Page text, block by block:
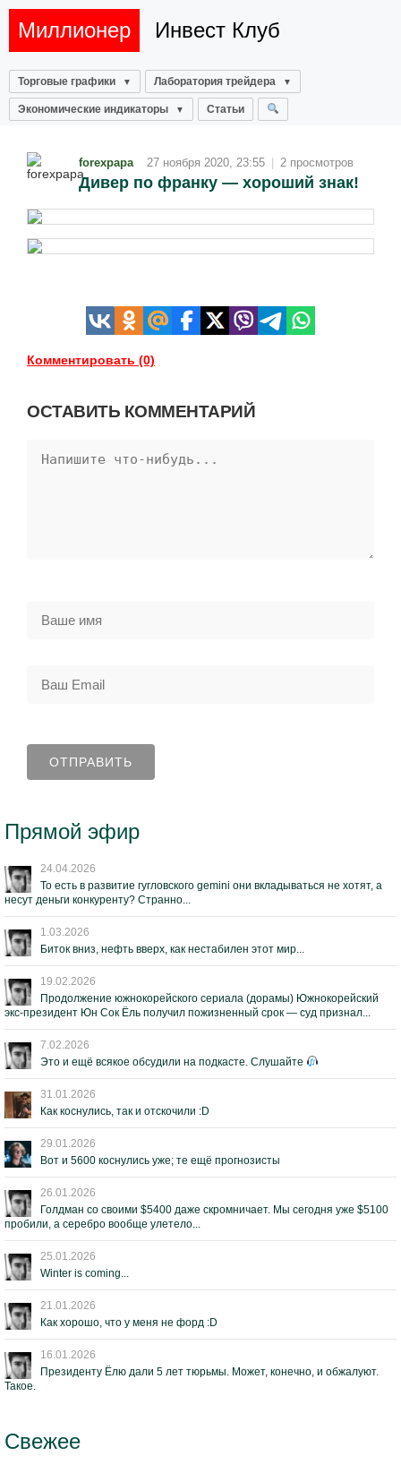
Миллионер Инвест Клуб
Торговые графики Лаборатория трейдера
Экономические индикаторы Статьи
forexpapa 27 ноября 2020, 23:55 | 2 просмотров
Дивер по франку — хороший знак!
Комментировать (0)
ОСТАВИТЬ КОММЕНТАРИЙ
Прямой эфир
24.04.2026
То есть в развитие гугловского gemini они вкладываться не хотят, а
несут деньги конкуренту? Странно...
1.03.2026
Биток вниз, нефть вверх, как нестабилен этот мир...
19.02.2026
Продолжение южнокорейского сериала (дорамы) Южнокорейский
экс-президент Юн Сок Ёль получил пожизненный срок — суд признал...
7.02.2026
Это и ещё всякое обсудили на подкасте. Слушайте
31.01.2026
Как коснулись, так и отскочили :D
29.01.2026
Вот и 5600 коснулись уже; те ещё прогнозисты
26.01.2026
Голдман со своими $5400 даже скромничает. Мы сегодня уже $5100
пробили, а серебро вообще улетело...
25.01.2026
Winter is coming...
21.01.2026
Как хорошо, что у меня не форд :D
16.01.2026
Президенту Ёлю дали 5 лет тюрьмы. Может, конечно, и обжалуют.
Такое.
Свежее